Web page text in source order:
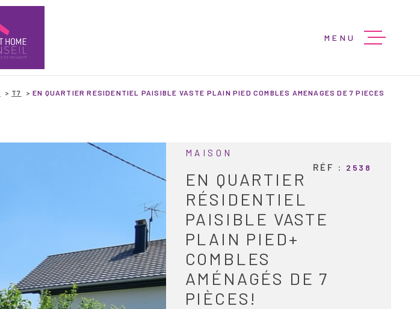
MENU
T7 EN QUARTIER RESIDENTIEL PAISIBLE VASTE PLAIN PIED COMBLES AMENAGES DE 7 PIECES
RÉF : 2538
MAISON
EN QUARTIER
RÉSIDENTIEL
PAISIBLE VASTE
PLAIN PIED+
COMBLES
AMÉNAGÉS DE 7
PIÈCES!